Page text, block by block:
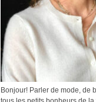
Bonjour! Parler de mode, de